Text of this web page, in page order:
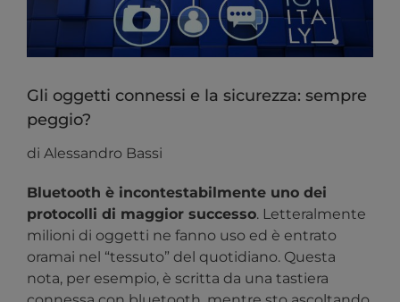
Gli oggetti connessi e la sicurezza: sempre
peggio?
di Alessandro Bassi
Bluetooth è incontestabilmente uno dei
protocolli di maggior successo. Letteralmente
milioni di oggetti ne fanno uso ed è entrato
oramai nel “tessuto” del quotidiano. Questa
nota, per esempio, è scritta da una tastiera